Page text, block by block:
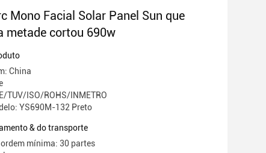
Mono Facial Solar Panel Sun que
metade cortou 690w
China
TUV/ISO/ROHS/INMETRO
YS690M-132 Preto
& do transporte
mínima: 30 partes